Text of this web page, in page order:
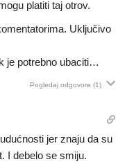
platiti taj otrov.
Uključivo
je potrebno ubaciti…
Pogledaj odgovore (1)
jer znaju da su
I debelo se smiju.